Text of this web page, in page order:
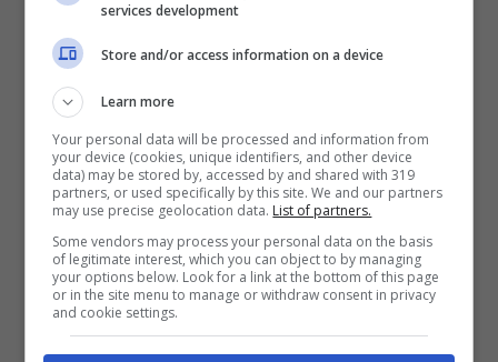
da volontari ed associazioni specializzate,
subito intervenute sul posto e che operano
proprio sul territorio. Una decisione che ha
permesso di avviare un percorso concreto di
tutela per i gatti presenti nell’abitazione e di
iniziare a restituire dignità sia agli animali sia
all’ambiente in cui vivevano.
Sono però stanco di dovermi sostituire
services development
Store and/or access information on a device
Learn more
Your personal data will be processed and information from
your device (cookies, unique identifiers, and other device
data) may be stored by, accessed by and shared with 319
partners, or used specifically by this site. We and our partners
may use precise geolocation data. List of partners.
Some vendors may process your personal data on the basis
of legitimate interest, which you can object to by managing
your options below. Look for a link at the bottom of this page
or in the site menu to manage or withdraw consent in privacy
and cookie settings.